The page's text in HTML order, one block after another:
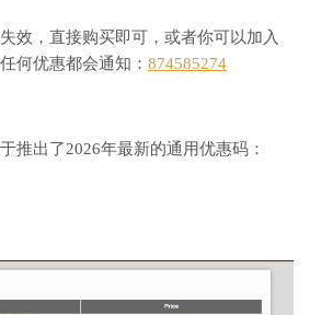
效，直接购买即可，或者你可以加入
何优惠都会通知： 874585274
推出了2026年最新的通用优惠码：